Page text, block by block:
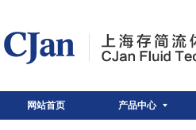
网站首页 产品中心